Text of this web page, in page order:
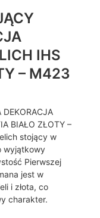
IHS
– M423
BIAŁO ZŁOTY –
stojący w
wyjątkowy
Pierwszej
jest w
i złota, co
charakter.